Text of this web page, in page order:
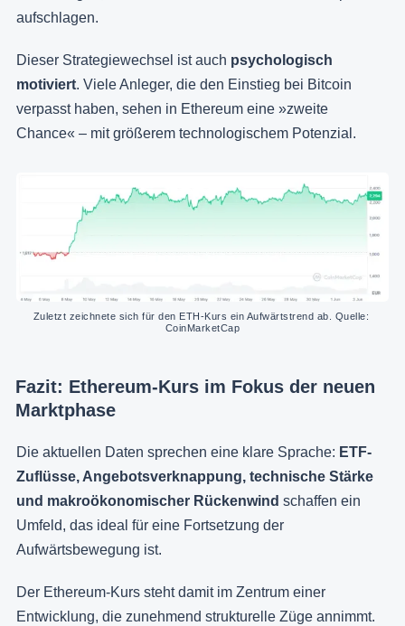
aufschlagen.
Dieser Strategiewechsel ist auch psychologisch
motiviert. Viele Anleger, die den Einstieg bei Bitcoin
verpasst haben, sehen in Ethereum eine »zweite
Chance« – mit größerem technologischem Potenzial.
Zuletzt zeichnete sich für den ETH-Kurs ein Aufwärtstrend ab. Quelle:
CoinMarketCap
Fazit: Ethereum-Kurs im Fokus der neuen
Marktphase
Die aktuellen Daten sprechen eine klare Sprache: ETF-
Zuflüsse, Angebotsverknappung, technische Stärke
und makroökonomischer Rückenwind schaffen ein
Umfeld, das ideal für eine Fortsetzung der
Aufwärtsbewegung ist.
Der Ethereum-Kurs steht damit im Zentrum einer
Entwicklung, die zunehmend strukturelle Züge annimmt.